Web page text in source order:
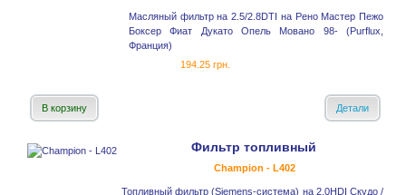
Масляный фильтр на 2.5/2.8DTI на Рено Мастер Пежо
Боксер Фиат Дукато Опель Мовано 98- (Purflux,
Франция)
194.25 грн.
В корзину Детали
Фильтр топливный
Champion - L402
Топливный фильтр (Siemens-система) на 2.0HDI Скудо /